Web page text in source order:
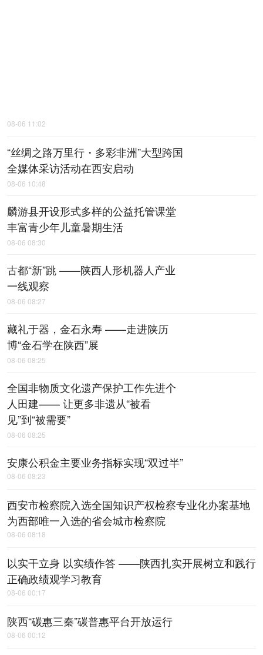
08-06 11:02
“丝绸之路万里行・多彩非洲”大型跨国
全媒体采访活动在西安启动
08-06 10:48
麟游县开设形式多样的公益托管课堂
丰富青少年儿童暑期生活
08-06 08:30
古都“新”跳 ——陕西人形机器人产业
一线观察
08-06 08:27
藏礼于器，金石永寿 ——走进陕历
博“金石学在陕西”展
08-06 08:25
全国非物质文化遗产保护工作先进个
人田建—— 让更多非遗从“被看
见”到“被需要”
08-06 08:25
安康公积金主要业务指标实现“双过半”
08-06 08:23
西安市检察院入选全国知识产权检察专业化办案基地
为西部唯一入选的省会城市检察院
08-06 08:18
以实干立身 以实绩作答 ——陕西扎实开展树立和践行
正确政绩观学习教育
08-06 00:17
陕西“碳惠三秦”碳普惠平台开放运行
08-06 00:12